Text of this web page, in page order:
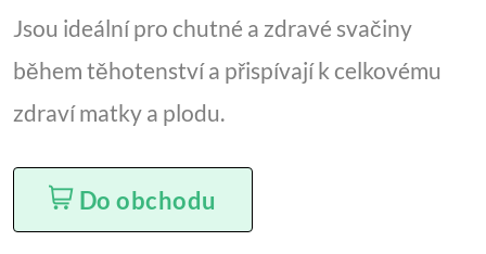
Jsou ideální pro chutné a zdravé svačiny
během těhotenství a přispívají k celkovému
zdraví matky a plodu.
Do obchodu